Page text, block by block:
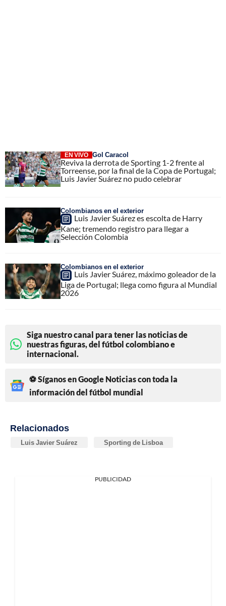
EN VIVO Gol Caracol
Reviva la derrota de Sporting 1-2 frente al
Torreense, por la final de la Copa de Portugal;
Luis Javier Suárez no pudo celebrar
Colombianos en el exterior
Luis Javier Suárez es escolta de Harry
Kane; tremendo registro para llegar a
Selección Colombia
Colombianos en el exterior
Luis Javier Suárez, máximo goleador de la
Liga de Portugal; llega como figura al Mundial
2026
Siga nuestro canal para tener las noticias de
nuestras figuras, del fútbol colombiano e
internacional.
⚽ Síganos en Google Noticias con toda la
información del fútbol mundial
Relacionados
Luis Javier Suárez Sporting de Lisboa
PUBLICIDAD